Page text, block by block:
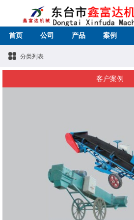
首页 公司 产品 案例
分类列表
客户案例